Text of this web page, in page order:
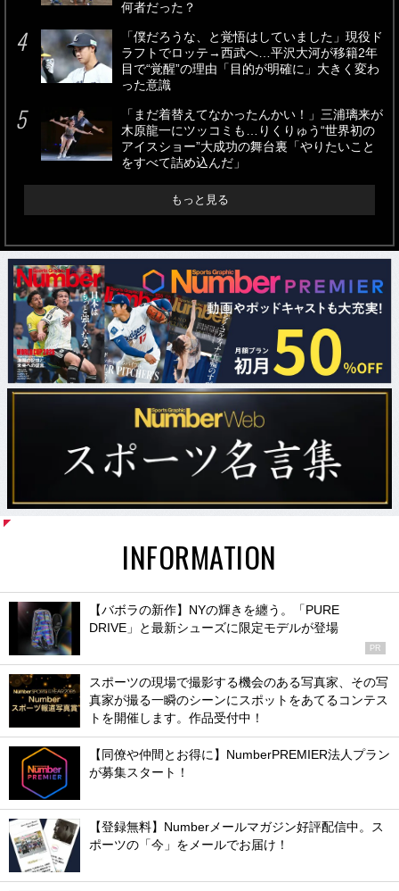
何者だった？
「僕だろうな、と覚悟はしていました」現役ド
ラフトでロッテ→西武へ…平沢大河が移籍2年
目で“覚醒”の理由「目的が明確に」大きく変わ
った意識
「まだ着替えてなかったんかい！」三浦璃来が
木原龍一にツッコミも…りくりゅう“世界初の
アイスショー”大成功の舞台裏「やりたいこと
をすべて詰め込んだ」
もっと見る
INFORMATION
【バボラの新作】NYの輝きを纏う。「PURE
DRIVE」と最新シューズに限定モデルが登場
PR
スポーツの現場で撮影する機会のある写真家、その写
真家が撮る一瞬のシーンにスポットをあてるコンテス
トを開催します。作品受付中！
【同僚や仲間とお得に】NumberPREMIER法人プラン
が募集スタート！
【登録無料】Numberメールマガジン好評配信中。ス
ポーツの「今」をメールでお届け！